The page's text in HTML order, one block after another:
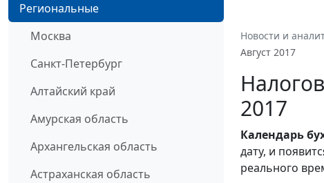
Региональные
Москва
Санкт-Петербург
Алтайский край
Амурская область
Архангельская область
Астраханская область
Новости и
Август 2017
2017
Календарь
дату, и
реального